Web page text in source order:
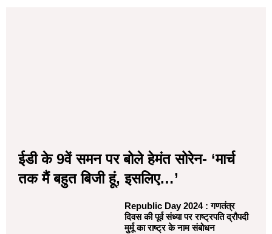
ईडी के 9वें समन पर बोले हेमंत सोरेन- ‘मार्च
तक मैं बहुत बिजी हूं, इसलिए…’
Republic Day 2024 : गणतंत्र
दिवस की पूर्व संध्या पर राष्ट्रपति द्रौपदी
मुर्मू का राष्ट्र के नाम संबोधन